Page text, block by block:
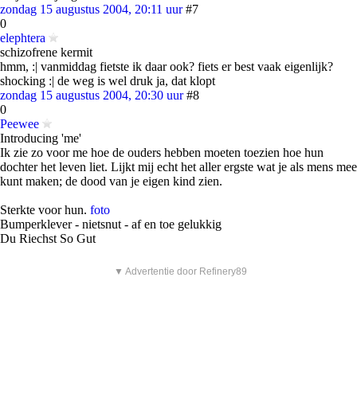
zondag 15 augustus 2004, 20:11 uur #7
0
elephtera
schizofrene kermit
hmm, :| vanmiddag fietste ik daar ook? fiets er best vaak eigenlijk?
shocking :| de weg is wel druk ja, dat klopt
zondag 15 augustus 2004, 20:30 uur #8
0
Peewee
Introducing 'me'
Ik zie zo voor me hoe de ouders hebben moeten toezien hoe hun
dochter het leven liet. Lijkt mij echt het aller ergste wat je als mens mee
kunt maken; de dood van je eigen kind zien.
Sterkte voor hun. foto
Bumperklever - nietsnut - af en toe gelukkig
Du Riechst So Gut
▼ Advertentie door Refinery89